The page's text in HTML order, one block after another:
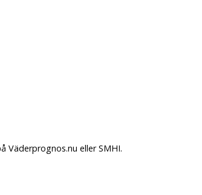
Väderprognos.nu eller SMHI.